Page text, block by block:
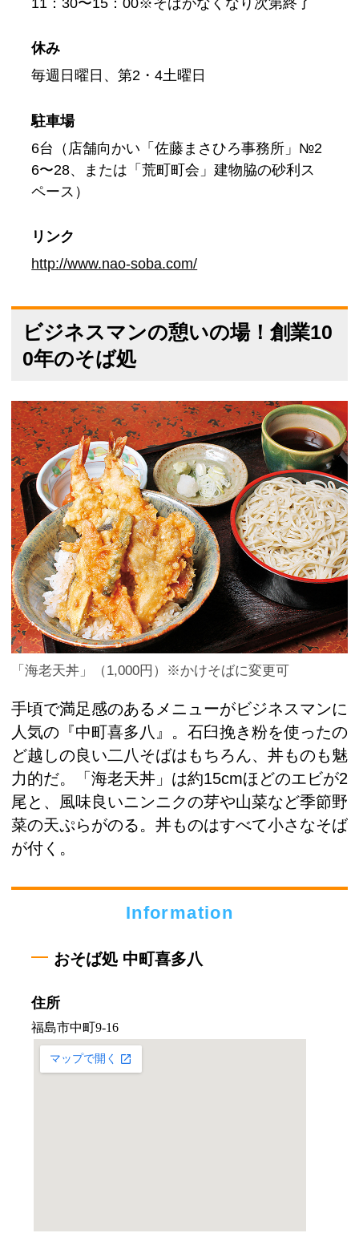
休み
毎週日曜日、第2・4土曜日
駐車場
6台（店舗向かい「佐藤まさひろ事務所」№2
6〜28、または「荒町町会」建物脇の砂利ス
ペース）
リンク
http://www.nao-soba.com/
ビジネスマンの憩いの場！創業10
0年のそば処
「海老天丼」（1,000円）※かけそばに変更可
手頃で満足感のあるメニューがビジネスマンに
人気の『中町喜多八』。石臼挽き粉を使ったの
ど越しの良い二八そばはもちろん、丼ものも魅
力的だ。「海老天丼」は約15cmほどのエビが2
尾と、風味良いニンニクの芽や山菜など季節野
菜の天ぷらがのる。丼ものはすべて小さなそば
が付く。
Information
おそば処 中町喜多八
住所